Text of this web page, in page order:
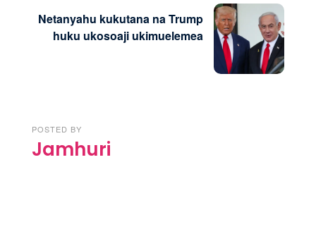
Netanyahu kukutana na Trump
huku ukosoaji ukimuelemea
POSTED BY
Jamhuri